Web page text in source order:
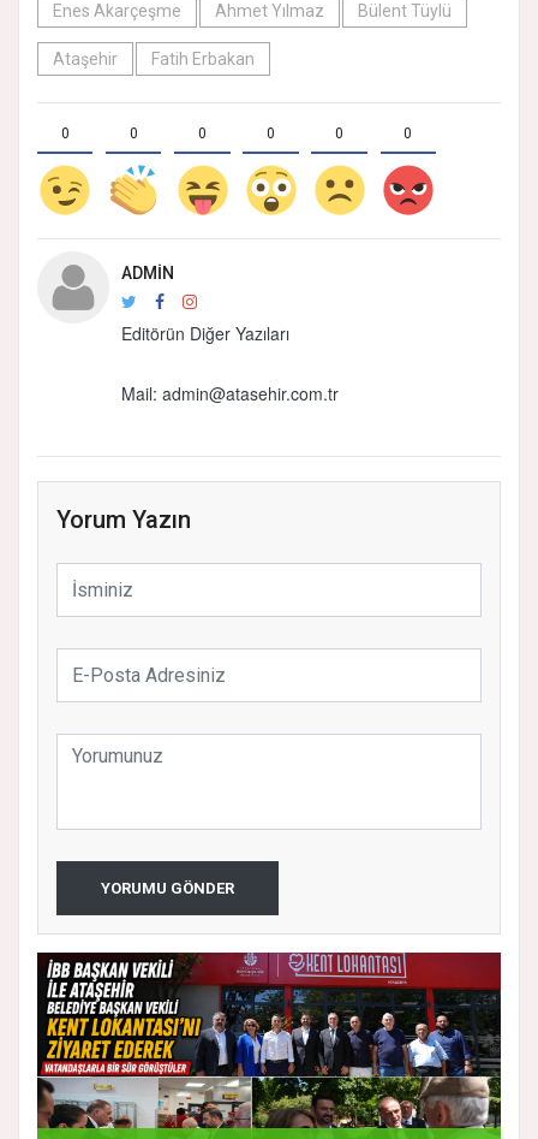
Enes Akarçeşme Ahmet Yılmaz Bülent Tüylü
Ataşehir Fatih Erbakan
0 0 0 0 0 0
ADMIN
Editörün Diğer Yazıları
Mail: admin@atasehir.com.tr
Yorum Yazın
YORUMU GÖNDER